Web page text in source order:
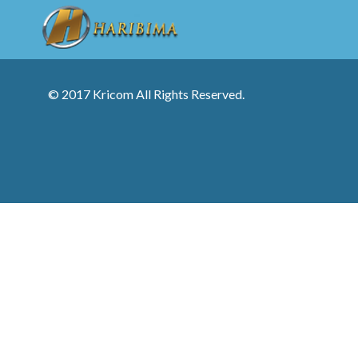
© 2017 Kricom All Rights Reserved.